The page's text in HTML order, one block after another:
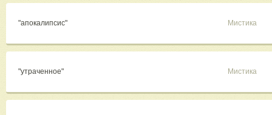
"апокалипсис" Мистика
"утраченное" Мистика